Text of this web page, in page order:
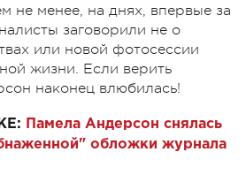
не менее, на днях, впервые за
заговорили не о
или новой фотосессии
жизни. Если верить
наконец влюбилась!
Памела Андерсон снялась
обложки журнала